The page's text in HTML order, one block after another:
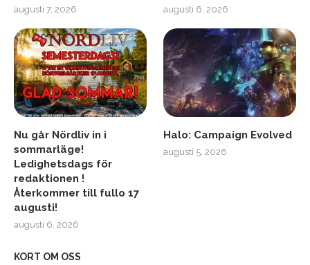
augusti 7, 2026 augusti 6, 2026
Nu går Nördliv in i
sommarläge!
Ledighetsdags för
redaktionen !
Återkommer till fullo 17
augusti!
augusti 6, 2026
Halo: Campaign Evolved
augusti 5, 2026
KORT OM OSS